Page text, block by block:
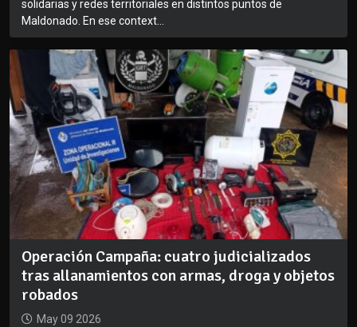
solidarias y redes territoriales en distintos puntos de
Maldonado. En ese context...
Operación Campaña: cuatro judicializados
tras allanamientos con armas, droga y objetos
robados
May 09 2026